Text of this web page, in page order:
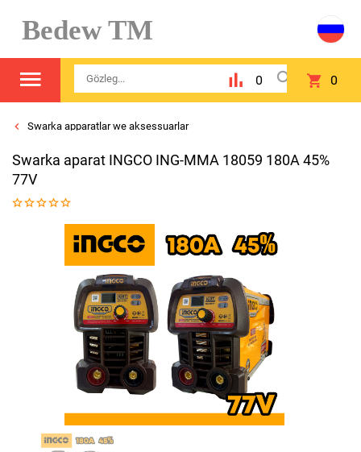
Bedew TM
0 0
Swarka apparatlar we aksessuarlar
Swarka aparat INGCO ING-MMA 18059 180A 45%
77V